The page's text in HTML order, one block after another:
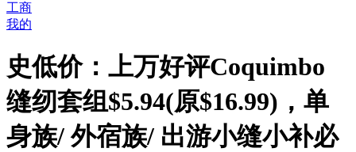
工商
我的
史低价：上万好评Coquimbo
缝纫套组$5.94(原$16.99)，单
身族/ 外宿族/ 出游小缝小补必